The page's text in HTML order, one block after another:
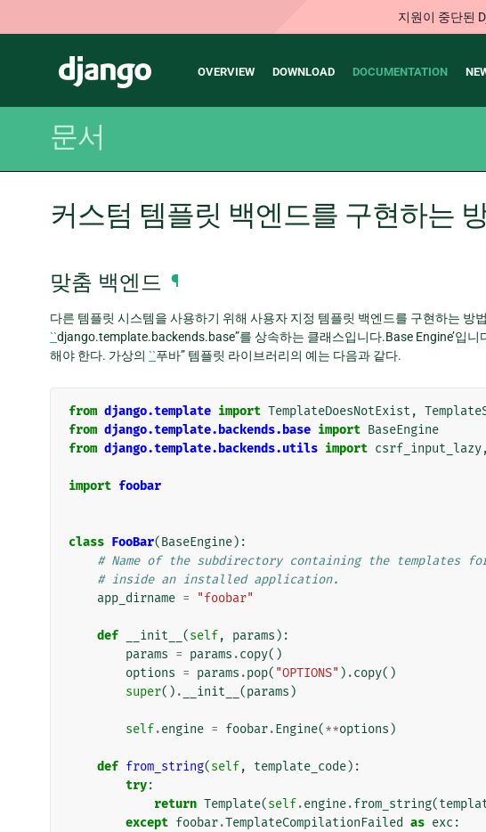
지원이 중단된
Django
Main
OVERVIEW DOWNLOAD DOCUMENTATION
문서
커스텀 템플릿 백엔드를 구현하는
맞춤 백엔드 ¶
다른 템플릿 시스템을 사용하기 위해 사용자 지정 템플릿 백엔드를 구현하는 방
``django.template.backends.base”를 상속하는 클래스입니다.Base Engine’입니
해야 한다. 가상의 ``푸바” 템플릿 라이브러리의 예는 다음과 같다.
from django.template import TemplateDoesNotExist ,
from django.template.backends.base import BaseEngine
from django.template.backends.utils import csrf_input_lazy,
import foobar
class FooBar(BaseEngine):
# Name of the subdirectory containing the templates
# inside an installed application.
app_dirname = "foobar"
def __init__ (self, params ):
params = params .copy()
options = params .pop( "OPTIONS" ) .copy()
super() . __init__ (params )
self.engine = foobar.Engine(**options )
def from_string(self, template_code):
try:
return Template(self.engine.from_string(
except foobar.TemplateCompilationFailed as exc :